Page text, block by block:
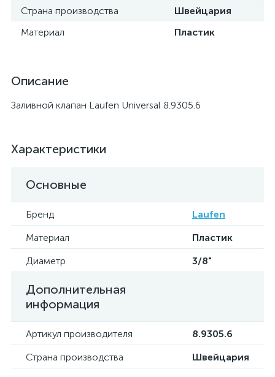
Страна производства
Швейцария
Материал
Пластик
Описание
Заливной клапан Laufen Universal 8.9305.6
Характеристики
Основные
Бренд
Laufen
Материал
Пластик
Диаметр
3/8"
Дополнительная
информация
Артикул производителя
8.9305.6
Страна производства
Швейцария